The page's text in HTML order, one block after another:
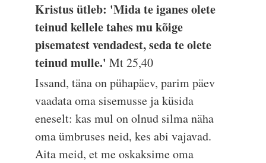
Kristus ütleb: 'Mida te iganes olete
teinud kellele tahes mu kõige
pisematest vendadest, seda te olete
teinud mulle.'Mt 25,40
Issand, täna on pühapäev, parim päev
vaadata oma sisemusse ja küsida
eneselt: kas mul on olnud silma näha
oma ümbruses neid, kes abi vajavad.
Aita meid, et me oskaksime oma